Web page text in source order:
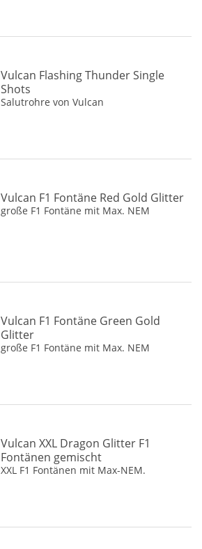
Vulcan Flashing Thunder Single
Shots
Salutrohre von Vulcan
Vulcan F1 Fontäne Red Gold Glitter
große F1 Fontäne mit Max. NEM
Vulcan F1 Fontäne Green Gold
Glitter
große F1 Fontäne mit Max. NEM
Vulcan XXL Dragon Glitter F1
Fontänen gemischt
XXL F1 Fontänen mit Max-NEM.